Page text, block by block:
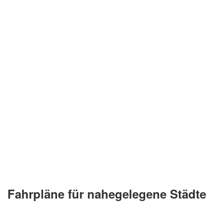
Fahrpläne für nahegelegene Städte